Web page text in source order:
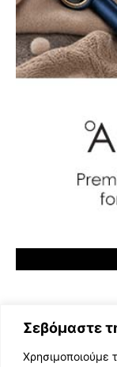
Σεβόμαστε
Χρησιμοποιούμε